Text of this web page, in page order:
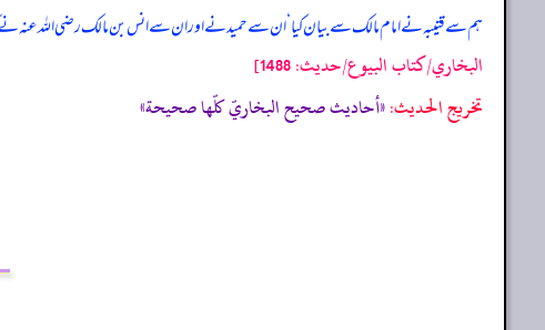
ہم سے قتیبہ نے امام مالک سے بیان کیا ‘ ان سے حمید نے اور ان سے انس بن مالک رضی اللہ عنہ
البخاري/كتاب البيوع/حدیث: 1488]
تخریج الحدیث:«أحاديث صحيح البخاريّ كلّها صحيحة»